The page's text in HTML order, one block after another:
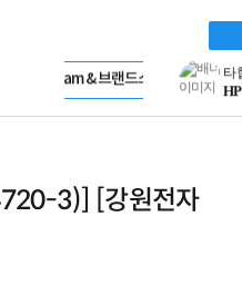
LG gram & 브랜드스토어
Microsoft 브랜드스토어
AMD 브랜드스토어
Apple 기업전용관
타
로
3)] [강원전자